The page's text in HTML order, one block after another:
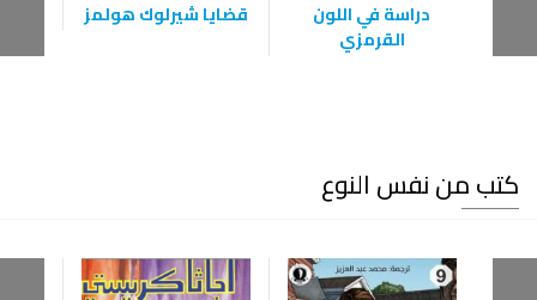
دراسة في اللون
القرمزي
قضايا شيرلوك هولمز
كتب من نفس النوع